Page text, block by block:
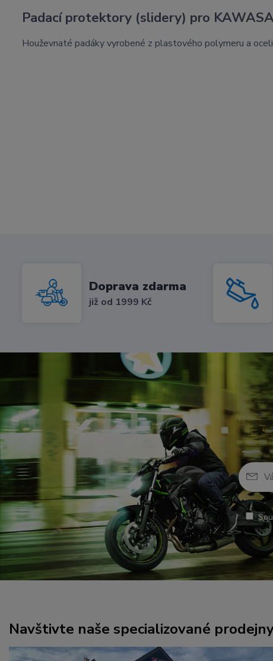
Padací protektory (slidery) pro
Houževnaté padáky vyrobené z plastového polymeru a
Doprava zdarma
již od 1999 Kč
Navštivte naše specializované